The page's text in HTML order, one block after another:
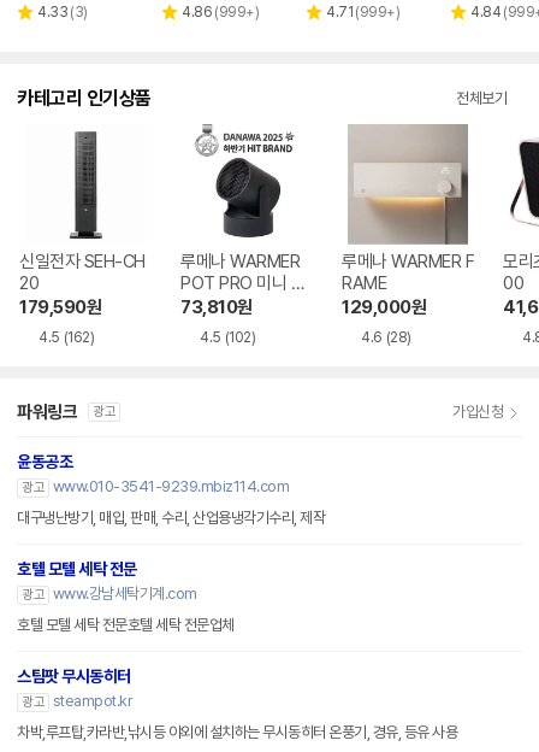
별 4.33 리
(3)
별 4.86 리
(999+)
별 4.71 리
(999+)
별 4.84 리
(
카테고리 인기상품 전체보기
신일전자 SEH-CH
20
179,590원
4.5 (162)
루메나 WARMER
POT PRO 미니 온
풍기
73,810원
4.5 (102)
루메나 WARMER F
RAME
129,000원
4.6 (28)
모
00
파워링크 광고 가입신청
윤동공조
광고 www.010-3541-9239.mbiz114.com
대구냉난방기, 매입, 판매, 수리, 산업용냉각기수리, 제작
호텔 모텔 세탁 전문
광고 www.강남세탁기계.com
호텔 모텔 세탁 전문호텔 세탁 전문업체
스팀팟 무시동히터
광고 steampot.kr
차박,루프탑,카라반,낚시등 야외에 설치하는 무시동히터 온풍기, 경유, 등유 사용